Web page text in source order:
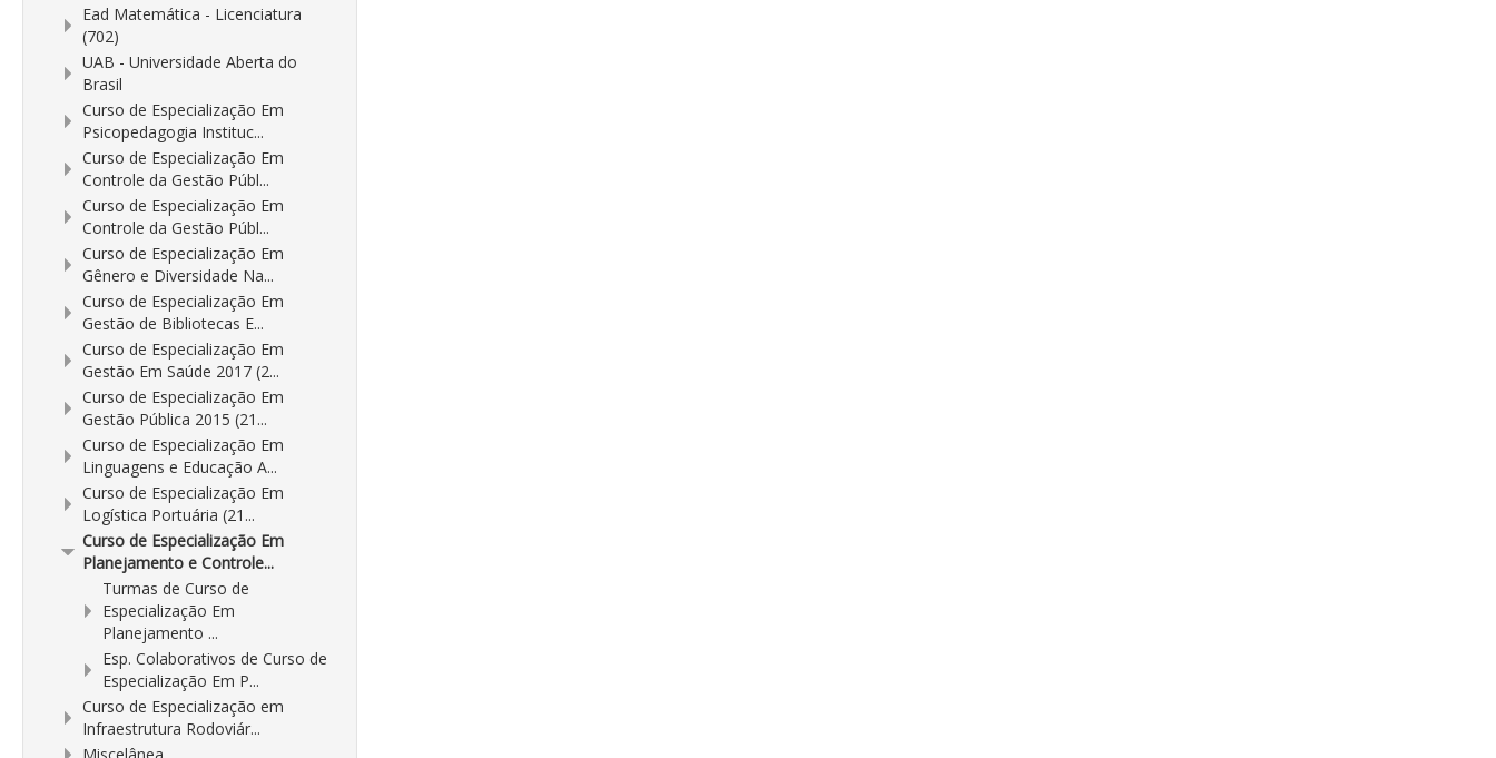
Ead Matemática - Licenciatura
(702)
UAB - Universidade Aberta do
Brasil
Curso de Especialização Em
Psicopedagogia Instituc...
Curso de Especialização Em
Controle da Gestão Públ...
Curso de Especialização Em
Controle da Gestão Públ...
Curso de Especialização Em
Gênero e Diversidade Na...
Curso de Especialização Em
Gestão de Bibliotecas E...
Curso de Especialização Em
Gestão Em Saúde 2017 (2...
Curso de Especialização Em
Gestão Pública 2015 (21...
Curso de Especialização Em
Linguagens e Educação A...
Curso de Especialização Em
Logística Portuária (21...
Curso de Especialização Em
Planejamento e Controle...
Turmas de Curso de
Especialização Em
Planejamento ...
Esp. Colaborativos de Curso de
Especialização Em P...
Curso de Especialização em
Infraestrutura Rodoviár...